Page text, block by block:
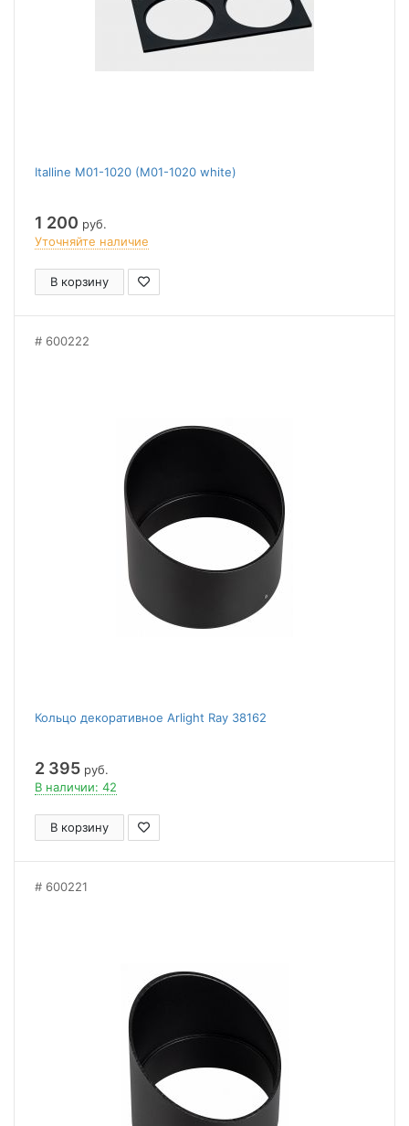
Italline M01-1020 (M01-1020 white)
1 200 руб.
Уточняйте наличие
В корзину
600222
Кольцо декоративное Arlight Ray 38162
2 395 руб.
В наличии: 42
В корзину
600221